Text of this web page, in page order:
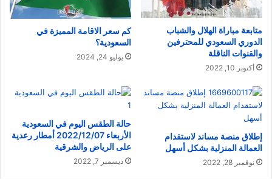
متابعة مباراة الهلال والشباب
الدوري السعودي للمحترفين
والقنوات الناقلة
أكتوبر 10, 2022
كم سعر الاقامة المميزة في
السعودية؟
يوليو 24, 2024
إطلاق منصة مساند لاستقدام
العمالة المنزلية بشكل أسهل
نوفمبر 28, 2022
حالة الطقس اليوم في السعودية
الأربعاء 2022/12/07 أمطار رعدية
على الرياض والشرقية
ديسمبر 7, 2022